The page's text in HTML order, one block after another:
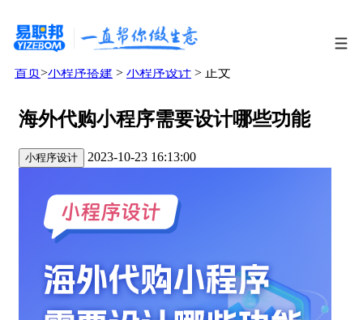
首页>小程序搭建 > 小程序设计 > 正文
海外代购小程序需要设计哪些功能
小程序设计 2023-10-23 16:13:00